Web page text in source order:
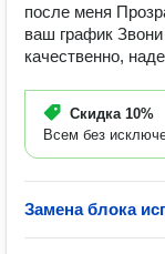
после меня
ваш график
качественно,
Скидка 10%
Всем без
Замена блока